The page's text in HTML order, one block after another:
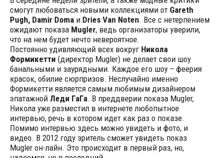
смогут любоваться новыми коллекциями от Gareth
Pugh, Damir Domaи Dries Van Noten. Все с нетерпением
ожидают показа Mugler, ведь организаторы уверили,
что на нем будет нечто невероятное.
Постоянно удивляющий всех вокруг Никола
Формикетти (директор Mugler) не делает свои шоу
банальными и заурядными. Каждое его шоу – феерия
красок, обилие сюрпризов. Неслучайно именно
Формикетти является самым любимым дизайнером
эпатажной Леди ГаГа. В преддверии показа Mugler,
Никола уже разместил в интернете любопытное
интервью, речь в котором идет как раз о показе.
Помимо интервью здесь можно увидеть и фото, и
видео. В 2012 году зритель сможет увидеть показ
Mugler он-лайн. Это происходит в первый раз, но,